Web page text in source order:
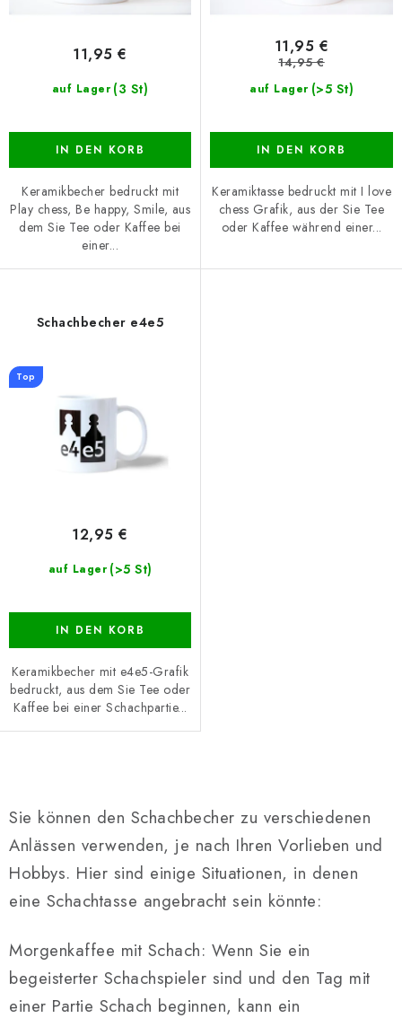
kr
auf Lager (3 St)
11,95 €
IN DEN KORB
Keramikbecher bedruckt mit
Play chess, Be happy, Smile, aus
dem Sie Tee oder Kaffee bei
einer...
auf Lager (>5 St)
11,95 €
14,95 €
IN DEN KORB
Keramiktasse bedruckt mit I love
chess Grafik, aus der Sie Tee
oder Kaffee während einer...
Schachbecher e4e5
Top
auf Lager (>5 St)
12,95 €
IN DEN KORB
Keramikbecher mit e4e5-Grafik
bedruckt, aus dem Sie Tee oder
Kaffee bei einer Schachpartie...
t
e
u
e
r
l
e
m
Sie können den Schachbecher zu verschiedenen
Anlässen verwenden, je nach Ihren Vorlieben und
Hobbys. Hier sind einige Situationen, in denen
eine Schachtasse angebracht sein könnte:
Morgenkaffee mit Schach: Wenn Sie ein
begeisterter Schachspieler sind und den Tag mit
einer Partie Schach beginnen, kann ein